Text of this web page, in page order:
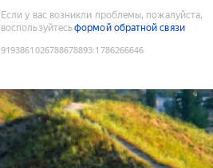
Если у вас возникли проблемы, пожалуйста,
воспользуйтесьформой обратной связи
9193861026788678893:1786266646